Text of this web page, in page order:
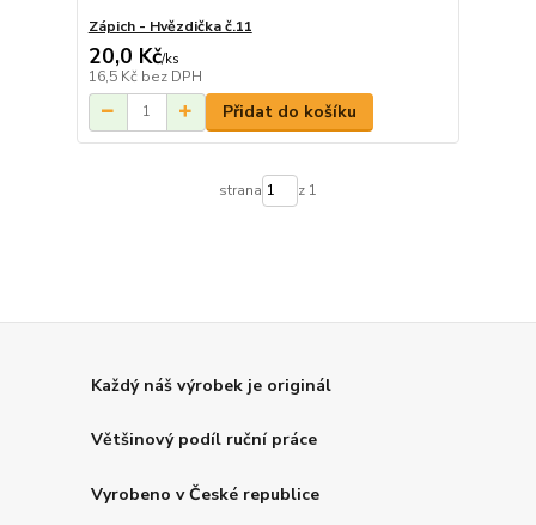
Zápich - Hvězdička č.11
20,0 Kč/ks
16,5 Kč bez DPH
Přidat do košíku
strana z 1
Každý náš výrobek je originál
Většinový podíl ruční práce
Vyrobeno v České republice